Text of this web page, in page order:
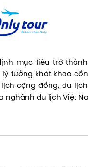
mục tiêu trở
tưởng khát khao
cộng đồng, du
nghành du lịch Việt